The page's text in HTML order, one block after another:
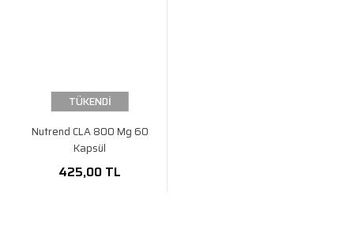
TÜKENDİ
Nutrend CLA 800 Mg 60
Kapsül
425,00 TL